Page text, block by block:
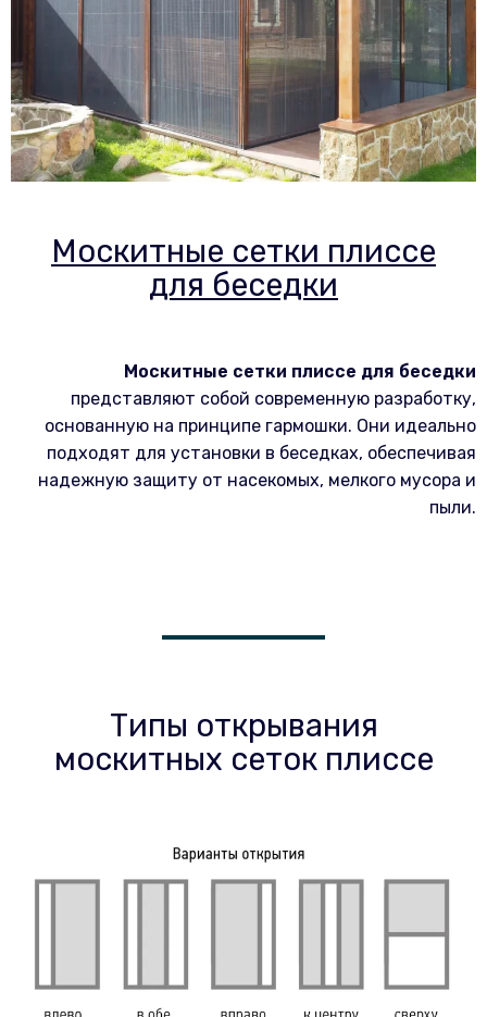
Москитные сетки плиссе
для беседки
Москитные сетки плиссе для беседки
представляют собой современную разработку,
основанную на принципе гармошки. Они идеально
подходят для установки в беседках, обеспечивая
надежную защиту от насекомых, мелкого мусора и
пыли.
Типы открывания
москитных сеток плиссе